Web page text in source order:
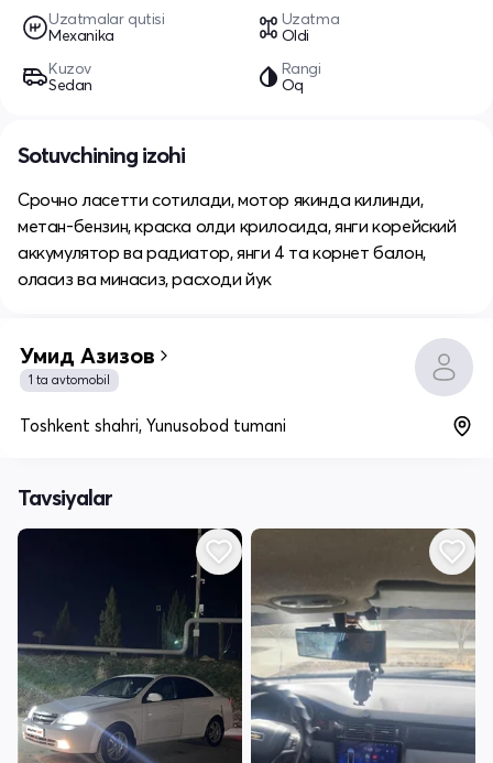
Uzatmalar qutisi
Mexanika
Uzatma
Oldi
Kuzov
Sedan
Rangi
Oq
Sotuvchining izohi
Срочно ласетти сотилади, мотор якинда килинди,
метан-бензин, краска олди крилосида, янги корейский
аккумулятор ва радиатор, янги 4 та корнет балон,
оласиз ва минасиз, расходи йук
Умид Азизов
1 ta avtomobil
Toshkent shahri, Yunusobod tumani
Tavsiyalar